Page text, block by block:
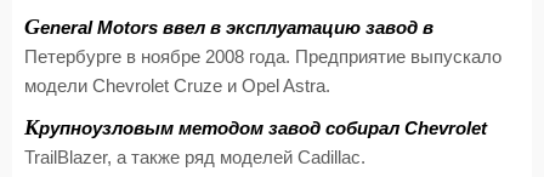
General Motors ввел в эксплуатацию завод в
Петербурге в ноябре 2008 года. Предприятие выпускало
модели Chevrolet Cruze и Opel Astra.
Крупноузловым методом завод собирал Chevrolet
TrailBlazer, а также ряд моделей Cadillac.